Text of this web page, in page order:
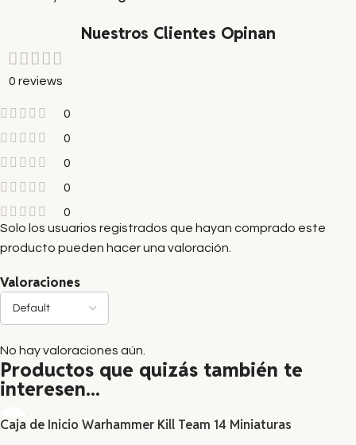
Nuestros Clientes Opinan
0 reviews
0
0
0
0
0
Valoraciones
No hay valoraciones aún.
Solo los usuarios registrados que hayan comprado este
producto pueden hacer una valoración.
Productos que quizás también te
interesen...
Caja de Inicio Warhammer Kill Team 14 Miniaturas